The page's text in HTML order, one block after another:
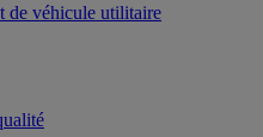
de véhicule utilitaire